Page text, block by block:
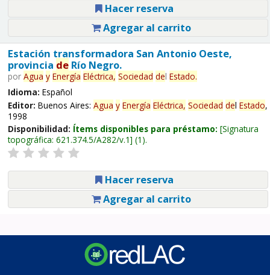
Hacer reserva
Agregar al carrito
Estación transformadora San Antonio Oeste,
provincia deRío Negro.
por Agua y Energía Eléctrica, Sociedad del Estado.
Idioma: Español
Editor: Buenos Aires: Agua y Energía Eléctrica, Sociedad del Estado,
1998
Disponibilidad: Ítems disponibles para préstamo: Signatura
topográfica: 621.374.5/A282/v.1 (1).
Hacer reserva
Agregar al carrito